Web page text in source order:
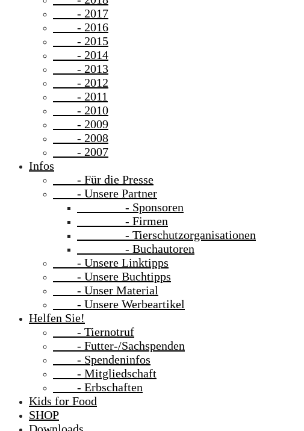
- 2017
- 2016
- 2015
- 2014
- 2013
- 2012
- 2011
- 2010
- 2009
- 2008
- 2007
Infos
- Für die Presse
- Unsere Partner
- Sponsoren
- Firmen
- Tierschutzorganisationen
- Buchautoren
- Unsere Linktipps
- Unsere Buchtipps
- Unser Material
- Unsere Werbeartikel
Helfen Sie!
- Tiernotruf
- Futter-/Sachspenden
- Spendeninfos
- Mitgliedschaft
- Erbschaften
Kids for Food
SHOP